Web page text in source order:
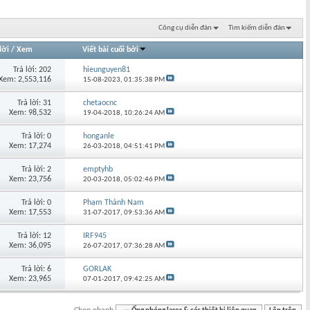
Công cụ diễn đàn Tìm kiếm diễn đàn
/ Xem Viết bài cuối bởi
Trả lời: 202
2,553,116
hieunguyen81
15-08-2023,01:35:38 PM
Trả lời: 31
Xem: 98,532
chetaocnc
19-04-2018, 10:26:24 AM
Trả lời: 0
Xem: 17,274
honganle
26-03-2018,04:51:41 PM
Trả lời: 2
Xem: 23,756
emptyhb
20-03-2018,05:02:46 PM
Trả lời: 0
Xem: 17,553
Phạm Thành Nam
31-07-2017,09:53:36 AM
Trả lời: 12
Xem: 36,095
IRF945
26-07-2017,07:36:28 AM
Trả lời: 6
Xem: 23,965
GORLAK
07-01-2017,09:42:25 AM